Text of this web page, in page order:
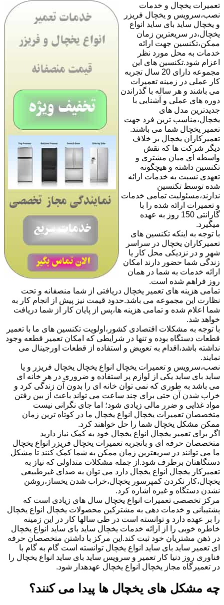
تعمیرات یخچال و خدمات
نصب،سرویس و یخچال فریزر
و یخچال ساید بای ساید انواع
یخچال،در سریعترین زمان
ممکن،تکنسین جهت ارائه
خدمات به محل مورد نظر
اعزام شود.تکنسین های این
مجموعه دارای 20 سال تجربه
کار عملی در زمینه تعمیرات
می باشند و هر ساله با گذراندن
دوره های عملی و آشنایی با
جدیدترین مدل های
یخچال،مناسب ترین فرد جهت
تعمیر یخچال شما می باشند.
تعمیرکاران یخچال بر خلاف
دیگر شرکت ها که نقش
واسطه ای میان مشتری و
تکنسین داشته و هیچگونه
تعهدی نسبت به خدمات ارائه
شده توسط تکنسین
ندارند،مسئولیت تمامی خدمات
و تعمیرات ارائه شده را با
گارانتی 150 روز به عهده
میگیرد.
با توجه به اینکه تکنسین های
تعمیرکاران یخچال در سراسر
شهر و در نزدیکی محل کار یا
زندگی شما حضور دارند امکان
ارائه خدمات به شما در همان
روز فراهم شده است.
تمامی هزینه های تعمیر یخچال دریافتی از شما منصفانه و تحت
نظارت این مجموعه می باشد.حدود قیمت نیز پیش از انجام کار به
شما اعلام شده و تمامی هزینه ها،پس از پایان کار از شما دریافت
خواهد شد.
با توجه به مشکلات اقتصادی کشور،اولویت تکنسین های ما با تعمیر
قطعات دستگاه بوده و تنها در شرایطی که امکان تعمیر قطعه وجود
نداشته باشد،اقدام به تعویض و استفاده از قطعات اورجینال می
نمایند.
نصب،سرویس و تعمیرات یخچال انواع یخچال یخچال فریزر و یا
ساید بای ساید یکی از لوازم پر استفاده و ضروری در هر خانه ای
می باشد به طوری که نمی توان خانه ای را بدون آن زندگی کرد و
خراب شدن آن حتی برای چند ساعت می تواند باعث از بین رفتن
مواد غذایی و ضرر مالی زیادی شود؛ اما جای نگرانی نیست
متخصصان تعمیرات یخچال انواع یخچال ما در کوتاه ترین زمان
ممکن مشکل یخچال شما را حل خواهند کرد.
اگر برای تعمیر یخچال انواع یخچال خود به کمک نیاز دارید
متخصصان حرفه ای و باتجربه تعمیرات یخچال فریزر انواع یخچال
ما می توانند در سریعترین زمان ممکن به شما کمک کنند تا مشکل
دستگاهتان برطرف شود.از جمله مشکلات متداولی که نیاز به
تعمیرکار یخچال انواع یخچال دارد می توان به صدای غیرطبیعی
یخچال،کار نکردن کمپرسور یخچال،خراب شدن یخساز،روشن
نشدن دستگاه و غیره اشاره کرد.
مرکز تخصصی تعمیرات انواع یخچال سال های زیادی است که
پشتیبانی و خدمات دهی به مشترکین محصولات یخچال انواع یخچال
را بر عهده دارد و توانسته است در طی سالها کار در این زمینه
خاطره خوبی را از ارائه خدمات یخچال ساید بای ساید انواع یخچال
در ذهن مشتریان خود ثبت کند.این مرکز با داشتن متخصصان حرفه
ای تعمیر ساید بای ساید انواع یخچال توانسته است گام به گام با
فناوری روز دنیا کار تعمیر و سرویس ساید بای ساید انواع یخچال را
در تعمیرگاه مجاز یخچال انواع یخچال عهدهدار شود.
چه مشکل های یخچال ها پیدا می کنند؟